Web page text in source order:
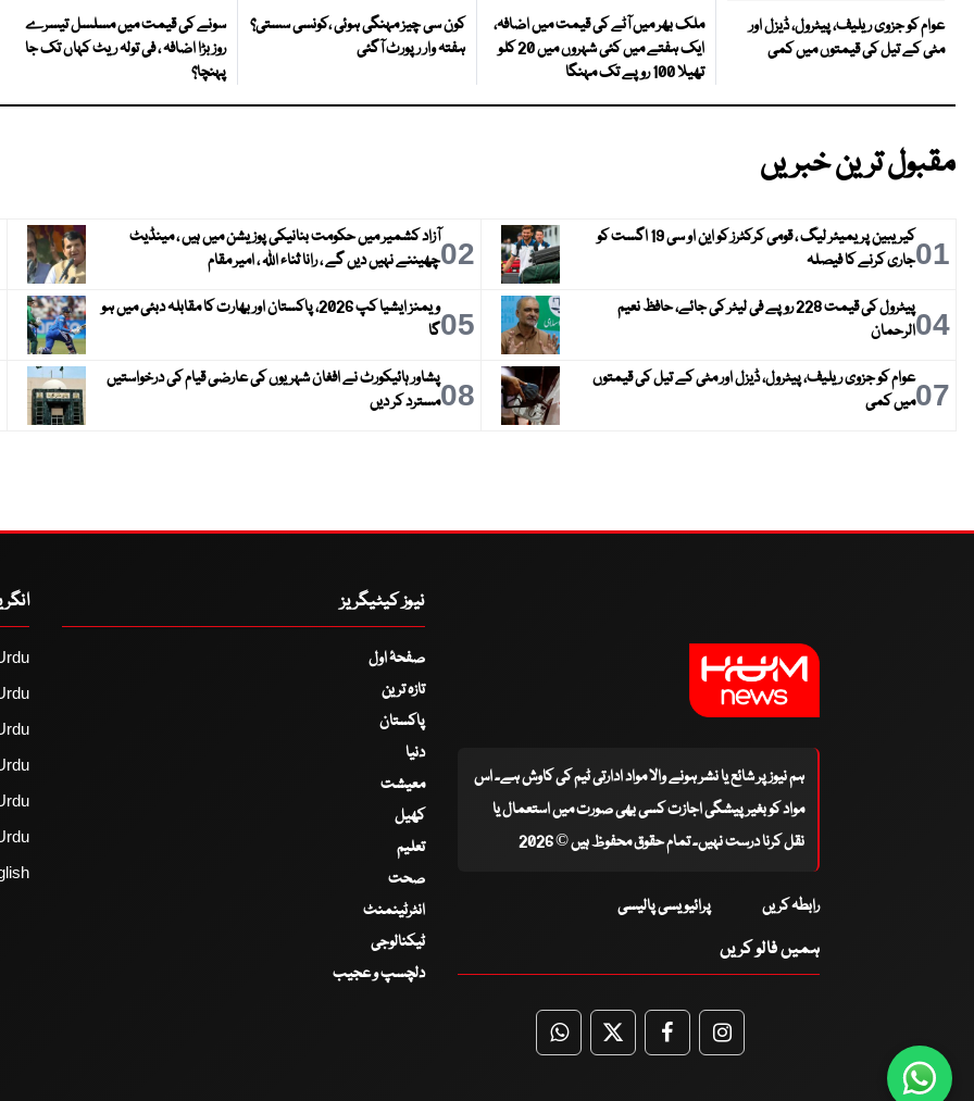
عوام کو جزوی ریلیف، پیٹرول، ڈیزل اور
مٹی کے تیل کی قیمتوں میں کمی
ملک بھر میں آٹے کی قیمت میں اضافہ،
ایک ہفتے میں کئی شہروں میں 20 کلو
تھیلا 100 روپے تک مہنگا
کون سی چیز مہنگی ہوئی ،کونسی سستی؟
ہفتہ وار رپورٹ آگئی
سونے کی قیمت میں مسلسل تیسرے
روز بڑا اضافہ ، فی تولہ ریٹ کہاں تک جا
پہنچا؟
مقبول ترین خبریں
01
کیریبین پریمیئر لیگ ، قومی کرکٹرز کو این او سی 19 اگست کو
جاری کرنے کا فیصلہ
02آزاد کشمیر میں حکومت بنانیکی پوزیشن میں ہیں ، مینڈیٹ
چھیننے نہیں دیں گے ، رانا ثناء اللہ ، امیر مقام
04
پیٹرول کی قیمت 228 روپے فی لیٹر کی جائے، حافظ نعیم
الرحمان
05
ویمنز ایشیا کپ 2026، پاکستان اور بھارت کا مقابلہ دبئی میں ہو
گا
07عوام کو جزوی ریلیف، پیٹرول، ڈیزل اور مٹی کے تیل کی قیمتوں
میں کمی
08پشاور ہائیکورٹ نے افغان شہریوں کی عارضی قیام کی درخواستیں
مسترد کر دیں
ہم نیوز پر شائع یا نشر ہونے والا مواد ادارتی ٹیم کی کاوش ہے۔ اس
مواد کو بغیر پیشگی اجازت کسی بھی صورت میں استعمال یا
نقل کرنا درست نہیں۔ تمام حقوق محفوظ ہیں © 2026
رابطہ کریں پرائیویسی پالیسی
ہمیں فالو کریں
WhatsApp
TwitterFacebookFacebook
نیوز کیٹیگریز
صفحۂ اول
تازہ ترین
پاکستان
دنیا
معیشت
کھیل
تعلیم
صحت
انٹرٹینمنٹ
ٹیکنالوجی
دلچسپ و عجیب